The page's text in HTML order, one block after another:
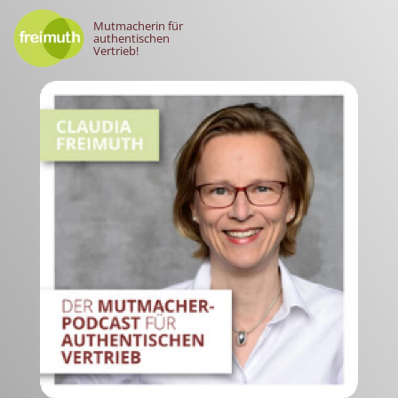
Mutmacherin für
authentischen
Vertrieb!